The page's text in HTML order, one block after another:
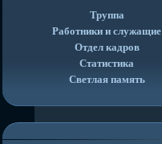
Труппа
Работники и служащие
Отдел кадров
Статистика
Светлая память